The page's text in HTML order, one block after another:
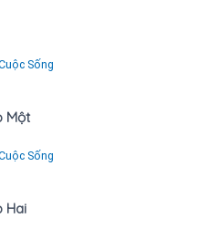
Sống
Một
Sống
Hai